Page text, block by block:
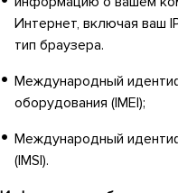
Интернет, включая ваш
тип браузера.
Международный
оборудования (IMEI);
Международный
(IMSI).